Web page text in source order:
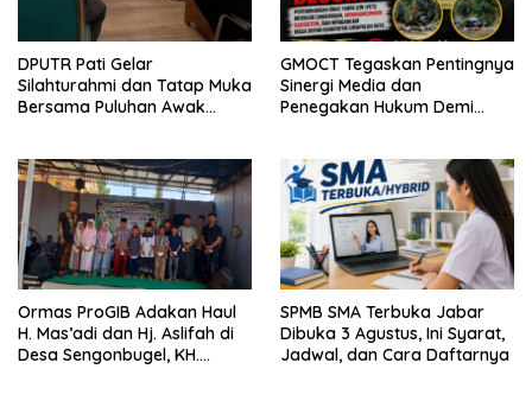
DPUTR Pati Gelar
Silahturahmi dan Tatap Muka
Bersama Puluhan Awak
GMOCT Tegaskan Pentingnya
Sinergi Media dan
Penegakan Hukum Demi
Ormas ProGIB Adakan Haul
H. Mas’adi dan Hj. Aslifah di
Desa Sengonbugel, KH.
SPMB SMA Terbuka Jabar
Dibuka 3 Agustus, Ini Syarat,
Jadwal, dan Cara Daftarnya